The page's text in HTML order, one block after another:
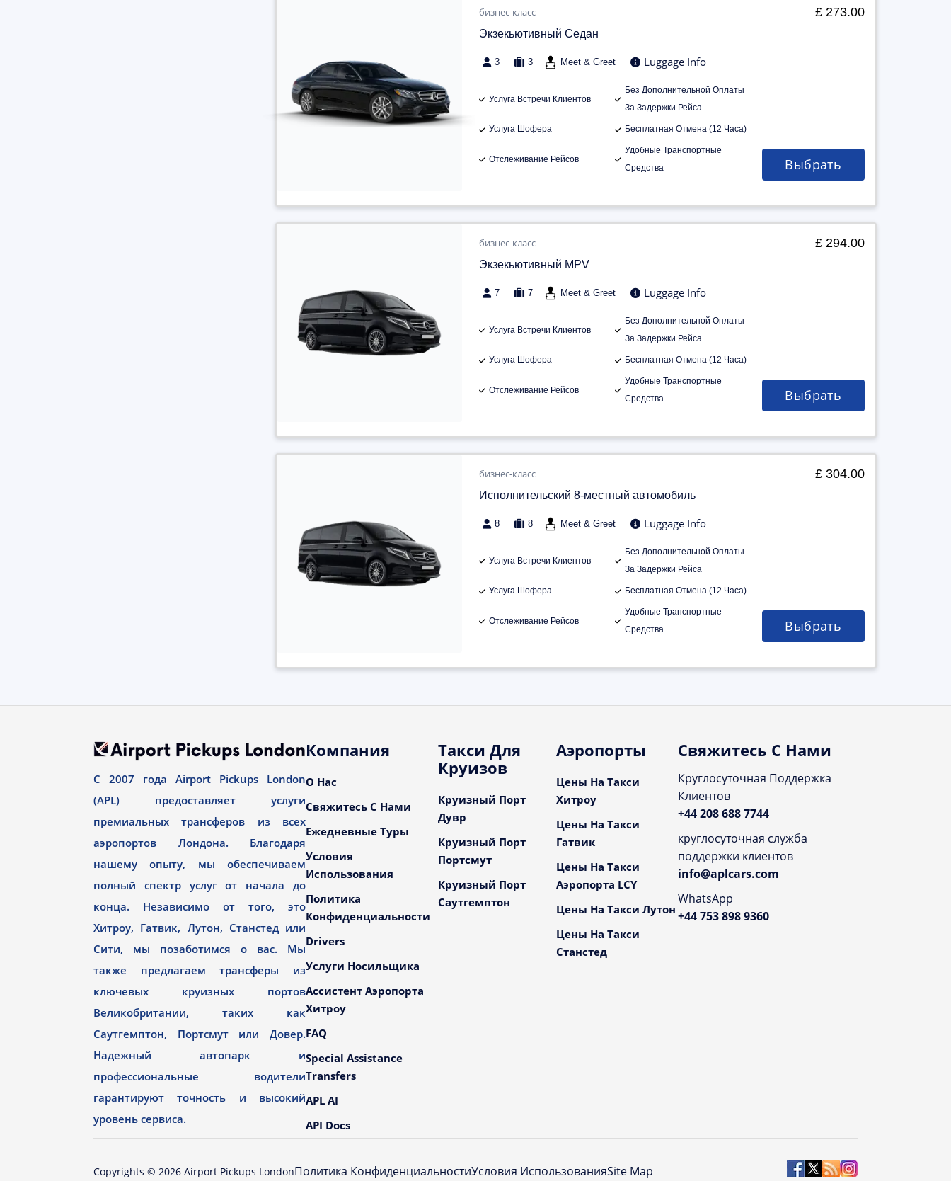
бизнес-класс
Экзекьютивный Седан
3 3 Meet & Greet Luggage Info
Услуга Встречи Клиентов
Без Дополнительной Оплаты
За Задержки Рейса
Услуга Шофера Бесплатная Отмена (12 Часа)
Отслеживание Рейсов
Удобные Транспортные
Средства
£ 273.00
Выбрать
бизнес-класс
Экзекьютивный MPV
7 7 Meet & Greet Luggage Info
Услуга Встречи Клиентов
Без Дополнительной Оплаты
За Задержки Рейса
Услуга Шофера Бесплатная Отмена (12 Часа)
Отслеживание Рейсов
Удобные Транспортные
Средства
£ 294.00
Выбрать
бизнес-класс
Исполнительский 8-местный автомобиль
8 8 Meet & Greet Luggage Info
Услуга Встречи Клиентов
Без Дополнительной Оплаты
За Задержки Рейса
Услуга Шофера Бесплатная Отмена (12 Часа)
Отслеживание Рейсов
Удобные Транспортные
Средства
£ 304.00
Выбрать
С 2007 года Airport Pickups London
(APL) предоставляет услуги
премиальных трансферов из всех
аэропортов Лондона. Благодаря
нашему опыту, мы обеспечиваем
полный спектр услуг от начала до
конца. Независимо от того, это
Хитроу, Гатвик, Лутон, Станстед или
Сити, мы позаботимся о вас. Мы
также предлагаем трансферы из
ключевых круизных портов
Великобритании, таких как
Саутгемптон, Портсмут или Довер.
Надежный автопарк и
профессиональные водители
гарантируют точность и высокий
уровень сервиса.
Компания
О Нас
Свяжитесь С Нами
Ежедневные Туры
Условия
Использования
Политика
Конфиденциальности
Drivers
Услуги Носильщика
Ассистент Аэропорта
Хитроу
FAQ
Special Assistance
Transfers
APL AI
API Docs
Такси Для
Круизов
Круизный Порт
Дувр
Круизный Порт
Портсмут
Круизный Порт
Саутгемптон
Аэропорты
Цены На Такси
Хитроу
Цены На Такси
Гатвик
Цены На Такси
Аэропорта LCY
Цены На Такси Лутон
Цены На Такси
Станстед
Свяжитесь С Нами
Круглосуточная Поддержка
Клиентов
+44 208 688 7744
круглосуточная служба
поддержки клиентов
info@aplcars.com
WhatsApp
+44 753 898 9360
Copyrights © 2026 Airport Pickups LondonПолитика КонфиденциальностиУсловия ИспользованияSite Map